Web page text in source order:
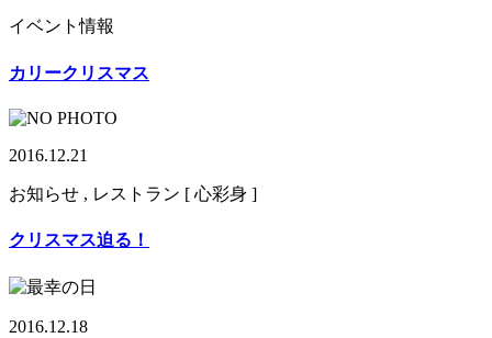
イベント情報
カリークリスマス
2016.12.21
お知らせ , レストラン [ 心彩身 ]
クリスマス迫る！
2016.12.18